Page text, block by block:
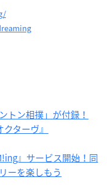
トン相撲」が付録！
ターヴ』
』サービス開始！同
ーを楽しもう